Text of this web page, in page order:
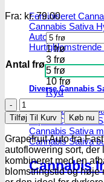
Feminiseret
Cannabis Sativa
Autoblomstrende
Hurtigblomstrende
Diverse Cannabis
Billige Cannabis
Top 10 Cannabis
Cannabis Sativa
Cannabis Sativa
Cannabis
Fra: kr.79.00
Antal frø
1 frø
3 frø
5 frø
10 frø
Ryd
Grapefruit
Auto
Fem.
cannabis
frø
-
FastBuds
Seeds
Tilføj Til Kurv Køb nu
Grapefruit Auto fra
autoflowering sort, der
kombineret med en
blomstringstid og høje